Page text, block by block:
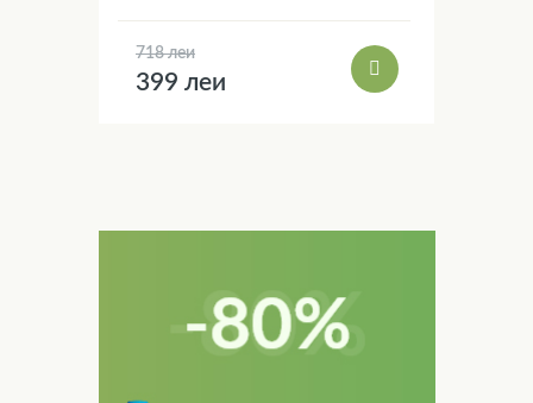
718 леи
399 леи